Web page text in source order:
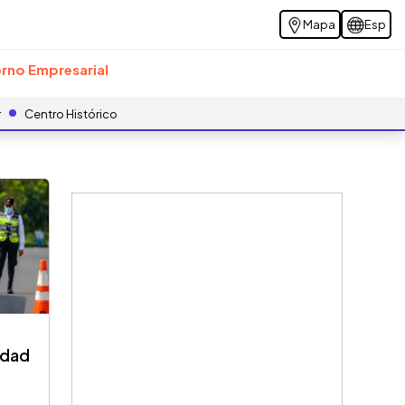
Mapa Esp
Empresarial
Centro Histórico